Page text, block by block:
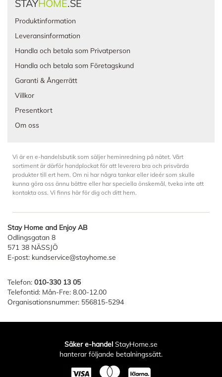
STAYHOME.SE
Produktinformation
Leveransinformation
Handla och betala som Privatperson
Handla och betala som Företagskund
Garanti & Ångerrätt
Villkor
Presentkort
Om oss
Vi är en e-handelsbutik som säljer heminredning på nätet. Vårt
sortiment är därför handplockat för att leverera bra och prisvärda
produkter till ert hem. Om ni har några tankar eller ideér som skulle
kunna göra oss ännu bättre eller har speciella önskemål, tveka inte att
kontakta oss. Vi finns här för dig och ditt hem.
Stay Home and Enjoy AB
Odlingsgatan 8
571 38 NÄSSJÖ
E-post: kundservice@stayhome.se
Telefon: 010-330 13 05
Telefontid: Mån-Fre: 8.00-12.00
Organisationsnummer: 556815-5294
Säker e-handel StayHome.se
hanterar följande betalningssätt.